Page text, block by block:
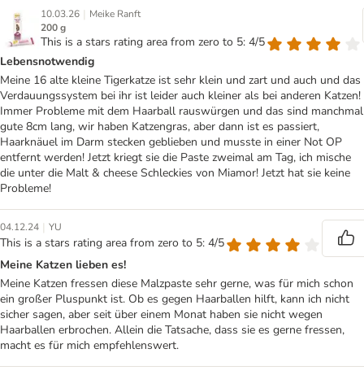
10.03.26 | Meike Ranft
200 g
This is a stars rating area from zero to 5: 4/5
Lebensnotwendig
Meine 16 alte kleine Tigerkatze ist sehr klein und zart und auch und das
Verdauungssystem bei ihr ist leider auch kleiner als bei anderen Katzen!
Immer Probleme mit dem Haarball rauswürgen und das sind manchmal
gute 8cm lang, wir haben Katzengras, aber dann ist es passiert,
Haarknäuel im Darm stecken geblieben und musste in einer Not OP
entfernt werden! Jetzt kriegt sie die Paste zweimal am Tag, ich mische
die unter die Malt & cheese Schleckies von Miamor! Jetzt hat sie keine
Probleme!
04.12.24 | YU
This is a stars rating area from zero to 5: 4/5
Meine Katzen lieben es!
Meine Katzen fressen diese Malzpaste sehr gerne, was für mich schon
ein großer Pluspunkt ist. Ob es gegen Haarballen hilft, kann ich nicht
sicher sagen, aber seit über einem Monat haben sie nicht wegen
Haarballen erbrochen. Allein die Tatsache, dass sie es gerne fressen,
macht es für mich empfehlenswert.